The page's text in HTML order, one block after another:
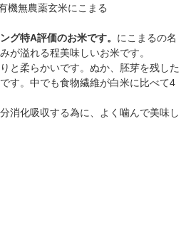
グ特A評価のお米です。 にこまるの名
が溢れる程美味しいお米です。
と柔らかいです。ぬか、胚芽を残した
す。中でも食物繊維が白米に比べて4
消化吸収する為に、よく噛んで美味し